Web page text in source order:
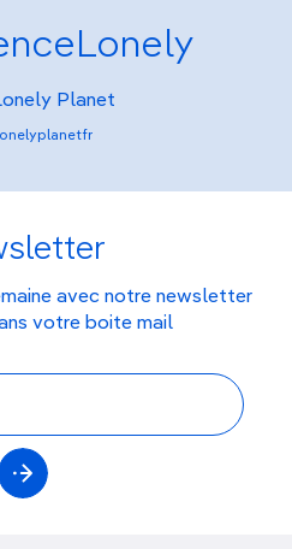
Planet
avec notre newsletter
votre boite mail